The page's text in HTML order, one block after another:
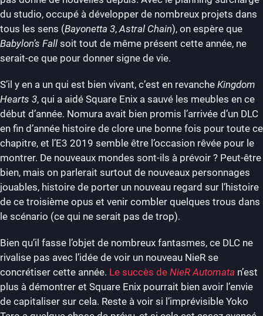
du studio, occupé à développer de nombreux projets dans
tous les sens (Bayonetta 3, Astral Chain), on espère que
Babylon’s Fall soit tout de même présent cette année, ne
serait-ce que pour donner signe de vie.
S’il y en a un qui est bien vivant, c’est en revanche Kingdom
Hearts 3, qui a aidé Square Enix a sauvé les meubles en ce
début d’année. Nomura avait bien promis l’arrivée d’un DLC
en fin d’année histoire de clore une bonne fois pour toute ce
chapitre, et l’E3 2019 semble être l’occasion rêvée pour le
montrer. De nouveaux mondes sont-ils à prévoir ? Peut-être
bien, mais on parlerait surtout de nouveaux personnages
jouables, histoire de porter un nouveau regard sur l’histoire
de ce troisième opus et venir combler quelques trous dans
le scénario (ce qui ne serait pas de trop).
Bien qu’il fasse l’objet de nombreux fantasmes, ce DLC ne
rivalise pas avec l’idée de voir un nouveau NieR se
concrétiser cette année. Le succès de NieR Automata n’est
plus à démontrer et Square Enix pourrait bien avoir l’envie
de capitaliser sur cela. Reste à voir si l’imprévisible Yoko